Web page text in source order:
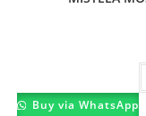
Buy via WhatsApp